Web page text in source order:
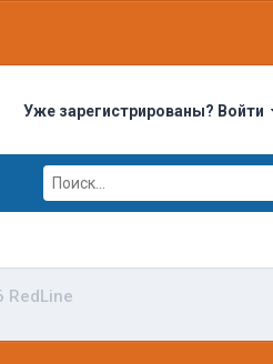
Уже зарегистрированы? Войти
RedLine